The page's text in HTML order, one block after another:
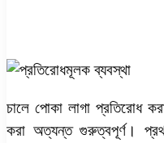
চালে পোকা লাগা প্রতিরোধ
করা অত্যন্ত গুরুত্বপূর্ণ।